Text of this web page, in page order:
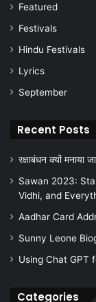
Featured
Festivals
Hindu Festivals
Lyrics
September
Recent Posts
रक्षाबंधन क्यों मनाया
Sawan 2023:
Vidhi, and
Aadhar Card
Sunny Leone
Using Chat GPT
Categories